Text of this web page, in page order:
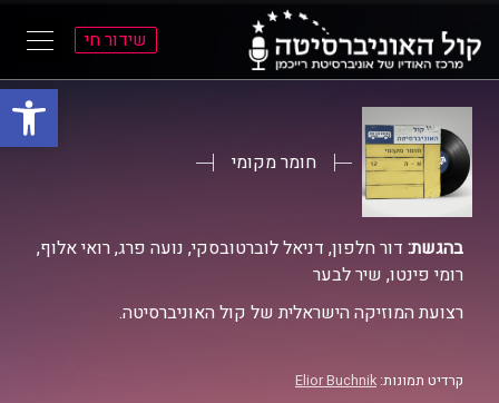
פתח
הראשי
הראשי
שידור חי
חומר מקומי
בהגשת: דור חלפון, דניאל לוברטובסקי, נועה פרג, רואי אלוף,
רומי פינטו, שיר לבער
רצועת המוזיקה הישראלית של קול האוניברסיטה.
קרדיט תמונות: Elior Buchnik